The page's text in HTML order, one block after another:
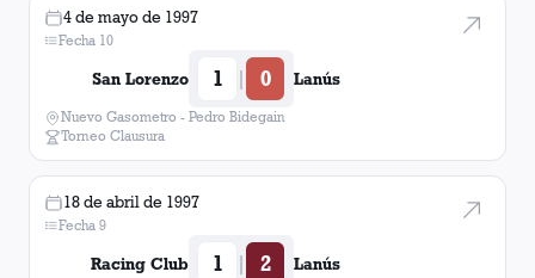
4 de mayo de 1997
Fecha 10
San Lorenzo 1 | 0 Lanús
Nuevo Gasometro - Pedro Bidegain
Torneo Clausura
18 de abril de 1997
Fecha 9
Racing Club 1 | 2 Lanús